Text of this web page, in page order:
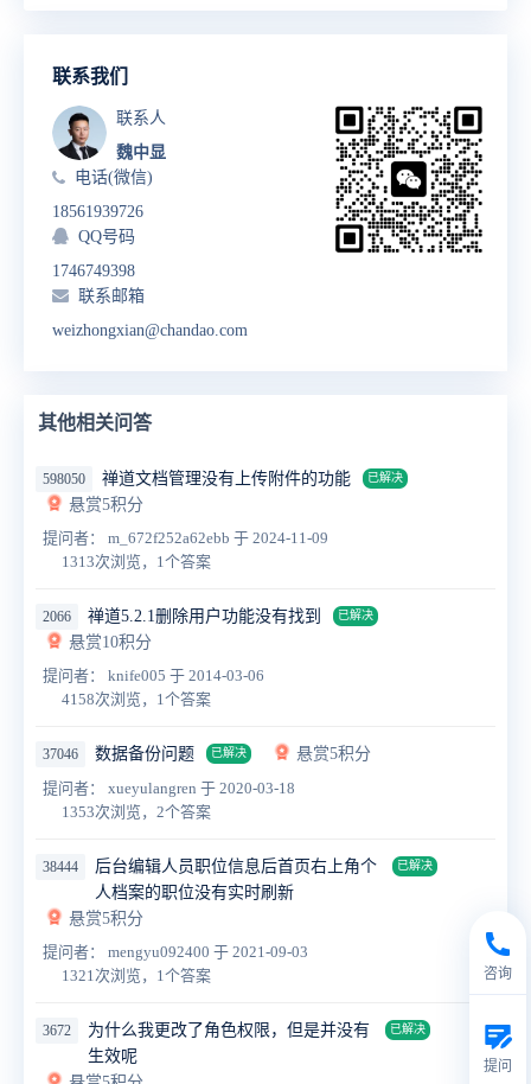
联系我们
联系人
魏中显
电话(微信)
18561939726
QQ号码
1746749398
联系邮箱
weizhongxian@chandao.com
其他相关问答
598050 禅道文档管理没有上传附件的功能 已解决
悬赏5积分
提问者： m_672f252a62ebb 于 2024-11-09
1313次浏览，1个答案
2066 禅道5.2.1删除用户功能没有找到 已解决
悬赏10积分
提问者： knife005 于 2014-03-06
4158次浏览，1个答案
37046 数据备份问题 已解决
悬赏5积分
提问者： xueyulangren 于 2020-03-18
1353次浏览，2个答案
38444
后台编辑人员职位信息后首页右上角个
人档案的职位没有实时刷新
已解决
悬赏5积分
提问者： mengyu092400 于 2021-09-03
1321次浏览，1个答案
3672
为什么我更改了角色权限，但是并没有
生效呢
已解决
咨询
提问